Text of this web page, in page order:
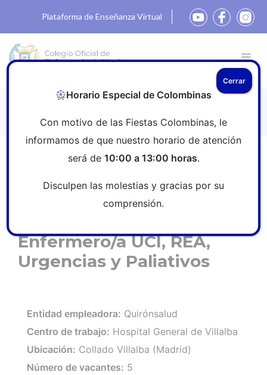
Plataforma de Enseñanza Virtual
Empleo»Enfermero/a UCI, REA, Urgencias y
Paliativos
Enfermero/a UCI, REA,
Urgencias y Paliativos
Entidad empleadora: Quirónsalud
Centro de trabajo: Hospital General de Villalba
Ubicación: Collado Villalba (Madrid)
Número de vacantes: 5
Horario Especial de Colombinas
Con motivo de las Fiestas Colombinas, le
informamos de que nuestro horario de atención
será de 10:00 a 13:00 horas.
Disculpen las molestias y gracias por su
comprensión.
Cerrar